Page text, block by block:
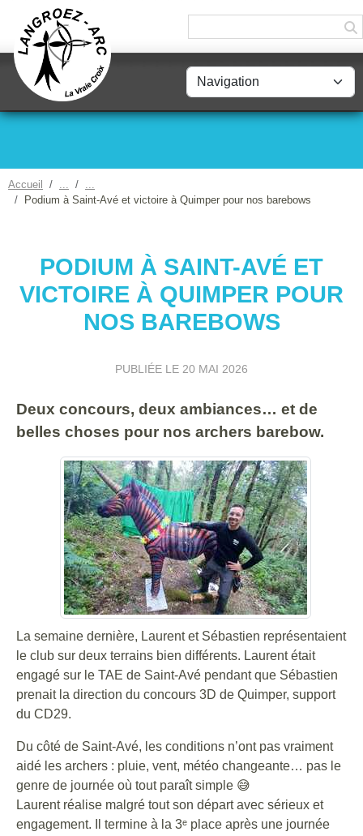
Accueil
Podium à Saint-Avé et victoire à Quimper pour nos barebows
PODIUM À SAINT-AVÉ ET
VICTOIRE À QUIMPER POUR
NOS BAREBOWS
PUBLIÉE LE 20 MAI 2026
Deux concours, deux ambiances… et de
belles choses pour nos archers barebow.
La semaine dernière, Laurent et Sébastien représentaient
le club sur deux terrains bien différents. Laurent était
engagé sur le TAE de Saint-Avé pendant que Sébastien
prenait la direction du concours 3D de Quimper, support
du CD29.
Du côté de Saint-Avé, les conditions n’ont pas vraiment
aidé les archers : pluie, vent, météo changeante… pas le
genre de journée où tout paraît simple 😅
Laurent réalise malgré tout son départ avec sérieux et
engagement. Il termine à la 3ᵉ place après une journée
Panneau de gestion des cookies